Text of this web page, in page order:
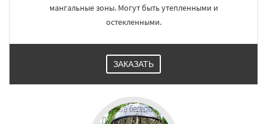
мангальные зоны. Могут быть утепленными и
остекленными.
ЗАКАЗАТЬ